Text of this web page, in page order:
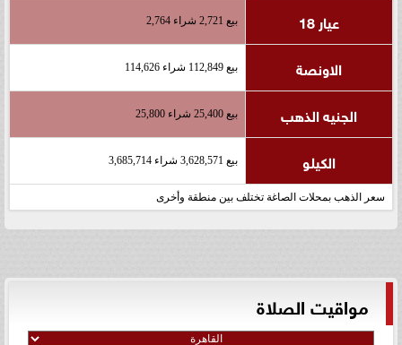
عيار 18 بيع 2,721 شراء 2,764
الاونصة بيع 112,849 شراء 114,626
الجنيه الذهب بيع 25,400 شراء 25,800
الكيلو بيع 3,628,571 شراء 3,685,714
سعر الذهب بمحلات الصاغة تختلف بين منطقة وأخرى
مواقيت الصلاة